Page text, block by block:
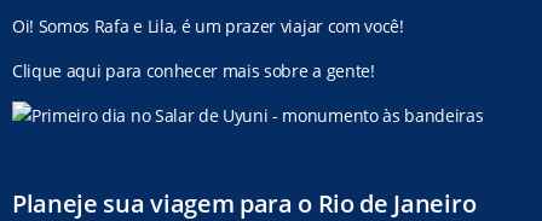
Oi! Somos Rafa e Lila, é um prazer viajar com você!
Clique aqui para conhecer mais sobre a gente!
Planeje sua viagem para o Rio de Janeiro